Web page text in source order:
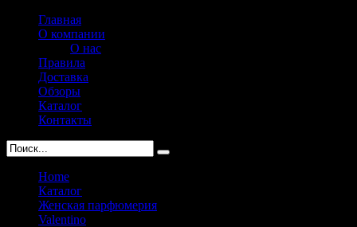
Главная
О компании
О нас
Правила
Доставка
Обзоры
Каталог
Контакты
Home
Каталог
Женская парфюмерия
Valentino